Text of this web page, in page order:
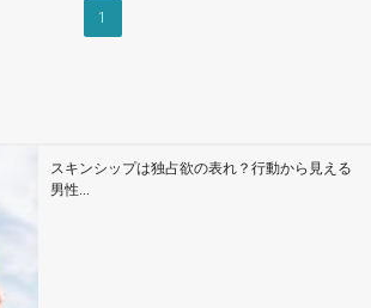
1
スキンシップは独占欲の表れ？行動から見える
男性...